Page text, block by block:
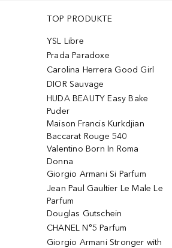
TOP PRODUKTE
YSL Libre
Prada Paradoxe
Carolina Herrera Good Girl
DIOR Sauvage
HUDA BEAUTY Easy Bake
Puder
Maison Francis Kurkdjian
Baccarat Rouge 540
Valentino Born In Roma
Donna
Giorgio Armani Si Parfum
Jean Paul Gaultier Le Male Le
Parfum
Douglas Gutschein
CHANEL N°5 Parfum
Giorgio Armani Stronger with